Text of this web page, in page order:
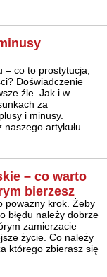
– co to prostytucja,
Doświadczenie
źle. Jak i w
za
i minusy.
artykułu.
– сo warto
bierzesz
poważny krok. Żeby
błędu należy dobrze
zamierzacie
życie. Co należy
którego zbierasz się